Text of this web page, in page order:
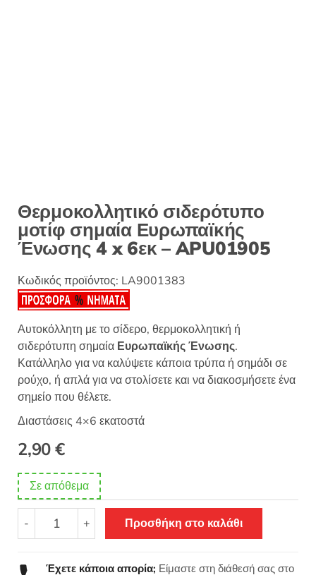
Θερμοκολλητικό σιδερότυπο
μοτίφ σημαία Ευρωπαϊκής
Ένωσης 4 x 6εκ – APU01905
Κωδικός προϊόντος: LA9001383
Αυτοκόλλητη με το σίδερο, θερμοκολλητική ή
σιδερότυπη σημαία Ευρωπαϊκής Ένωσης.
Κατάλληλο για να καλύψετε κάποια τρύπα ή σημάδι σε
ρούχο, ή απλά για να στολίσετε και να διακοσμήσετε ένα
σημείο που θέλετε.
Διαστάσεις 4×6 εκατοστά
2,90€
Σε απόθεμα
-
Θερμοκολλητικό
σιδερότυπο
σημαία
+ Προσθήκη στο καλάθι
Έχετε κάποια απορία; Είμαστε στη διάθεσή σας στο